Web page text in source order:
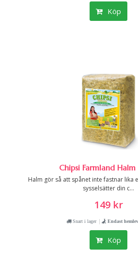
Köp
Chipsi Farmland
Halm gör så att spånet inte fastnar lika
sysselsätter din c...
149 kr
Snart i lager | Endast
Köp